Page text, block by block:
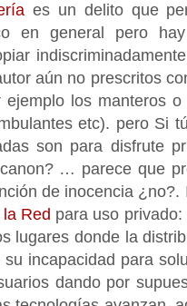
es un delito que
en general pero
aún no prescritos
los manteros
etc). pero Si
son para disfrute
… parece que
de inocencia ¿no?.
Red para uso
lugares donde la
incapacidad para
dando por